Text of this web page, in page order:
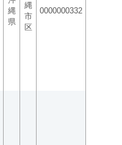
縄
県
縄
市
区
0000000332